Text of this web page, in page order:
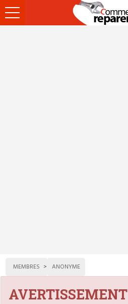
Ouvrir
le
MEMBRES ANONYME
AVERTISSEMENT